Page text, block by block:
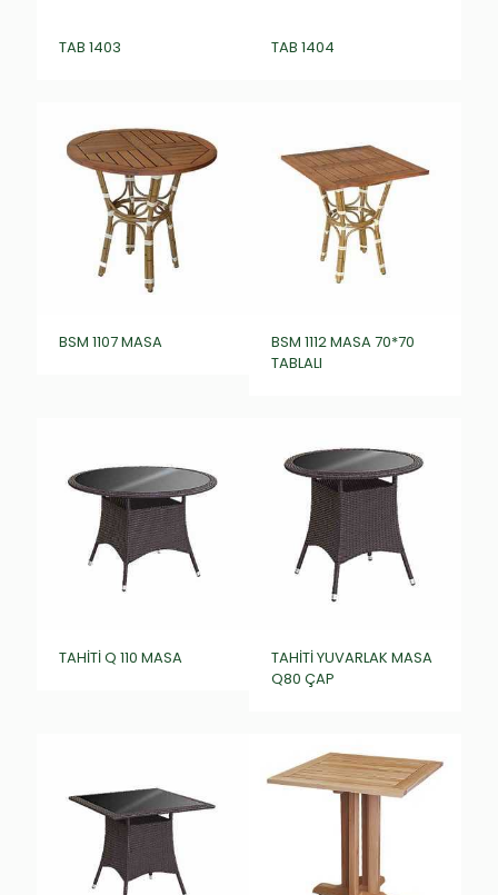
TAB 1403 TAB 1404
BSM 1107 MASA
BSM 1112 MASA 70*70
TABLALI
TAHİTİ Q 110 MASA
TAHİTİ YUVARLAK MASA
Q80 ÇAP